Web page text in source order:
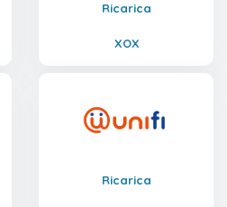
Ricarica
XOX
Ricarica